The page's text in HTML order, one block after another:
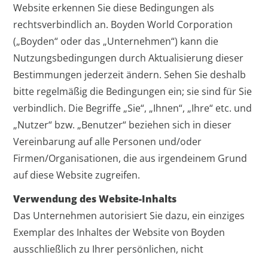
Website erkennen Sie diese Bedingungen als
rechtsverbindlich an. Boyden World Corporation
(„Boyden“ oder das „Unternehmen“) kann die
Nutzungsbedingungen durch Aktualisierung dieser
Bestimmungen jederzeit ändern. Sehen Sie deshalb
bitte regelmäßig die Bedingungen ein; sie sind für Sie
verbindlich. Die Begriffe „Sie“, „Ihnen“, „Ihre“ etc. und
„Nutzer“ bzw. „Benutzer“ beziehen sich in dieser
Vereinbarung auf alle Personen und/oder
Firmen/Organisationen, die aus irgendeinem Grund
auf diese Website zugreifen.
Verwendung des Website-Inhalts
Das Unternehmen autorisiert Sie dazu, ein einziges
Exemplar des Inhaltes der Website von Boyden
ausschließlich zu Ihrer persönlichen, nicht